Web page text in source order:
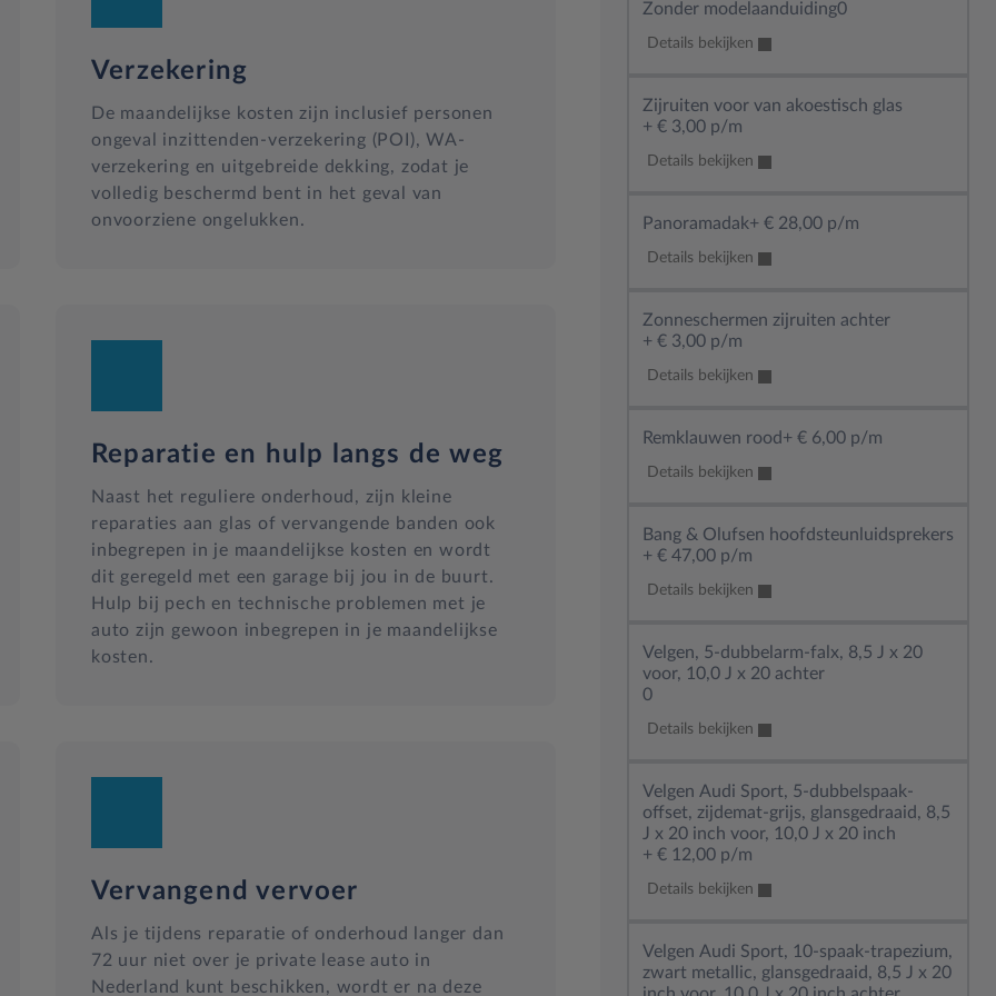
accu laden activatie afstand, inclusief accu laden laad timer
abonnement op Apple, 999 maanden abonnement op Android, 0
en Android draadloze verbinding
Verzekering
De maandelijkse kosten zijn inclusief personen
ongeval inzittenden-verzekering (POI), WA-
verzekering en uitgebreide dekking, zodat je
volledig beschermd bent in het geval van
onvoorziene ongelukken.
Reparatie en hulp langs de weg
Naast het reguliere onderhoud, zijn kleine
reparaties aan glas of vervangende banden ook
inbegrepen in je maandelijkse kosten en wordt
dit geregeld met een garage bij jou in de buurt.
Hulp bij pech en technische problemen met je
auto zijn gewoon inbegrepen in je maandelijkse
kosten.
Vervangend vervoer
Als je tijdens reparatie of onderhoud langer dan
72 uur niet over je private lease auto in
Nederland kunt beschikken, wordt er na deze
Zonder modelaanduiding0
Details bekijken
Zijruiten voor van akoestisch glas
+
€ 3,00 p/m
Details bekijken
Panoramadak+ € 28,00 p/m
Details bekijken
Zonneschermen zijruiten achter
+
€ 3,00 p/m
Details bekijken
Remklauwen rood + € 6,00 p/m
Details bekijken
Bang & Olufsen hoofdsteunluidsprekers
+
€ 47,00 p/m
Details bekijken
Velgen, 5-dubbelarm-falx, 8,5 J x 20
voor, 10,0 J x 20 achter
0
Details bekijken
Velgen Audi Sport, 5-dubbelspaak-
offset, zijdemat-grijs, glansgedraaid, 8,5
J x 20 inch voor, 10,0 J x 20 inch
+
€ 12,00 p/m
Details bekijken
Velgen Audi Sport, 10-spaak-trapezium,
zwart metallic, glansgedraaid, 8,5 J x 20